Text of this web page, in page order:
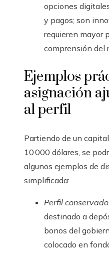
opciones
y pagos; son
requieren mayor
comprensión del
Ejemplos
asignación
al perfil
Partiendo de un
10 000 dólares, se
algunos ejemplos de
simplificada:
Perfil
destinado a
bonos del
colocado en